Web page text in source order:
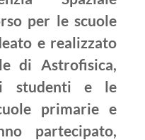
per le scuole
e realizzato
di Astrofisica,
studenti e le
primarie e
partecipato,